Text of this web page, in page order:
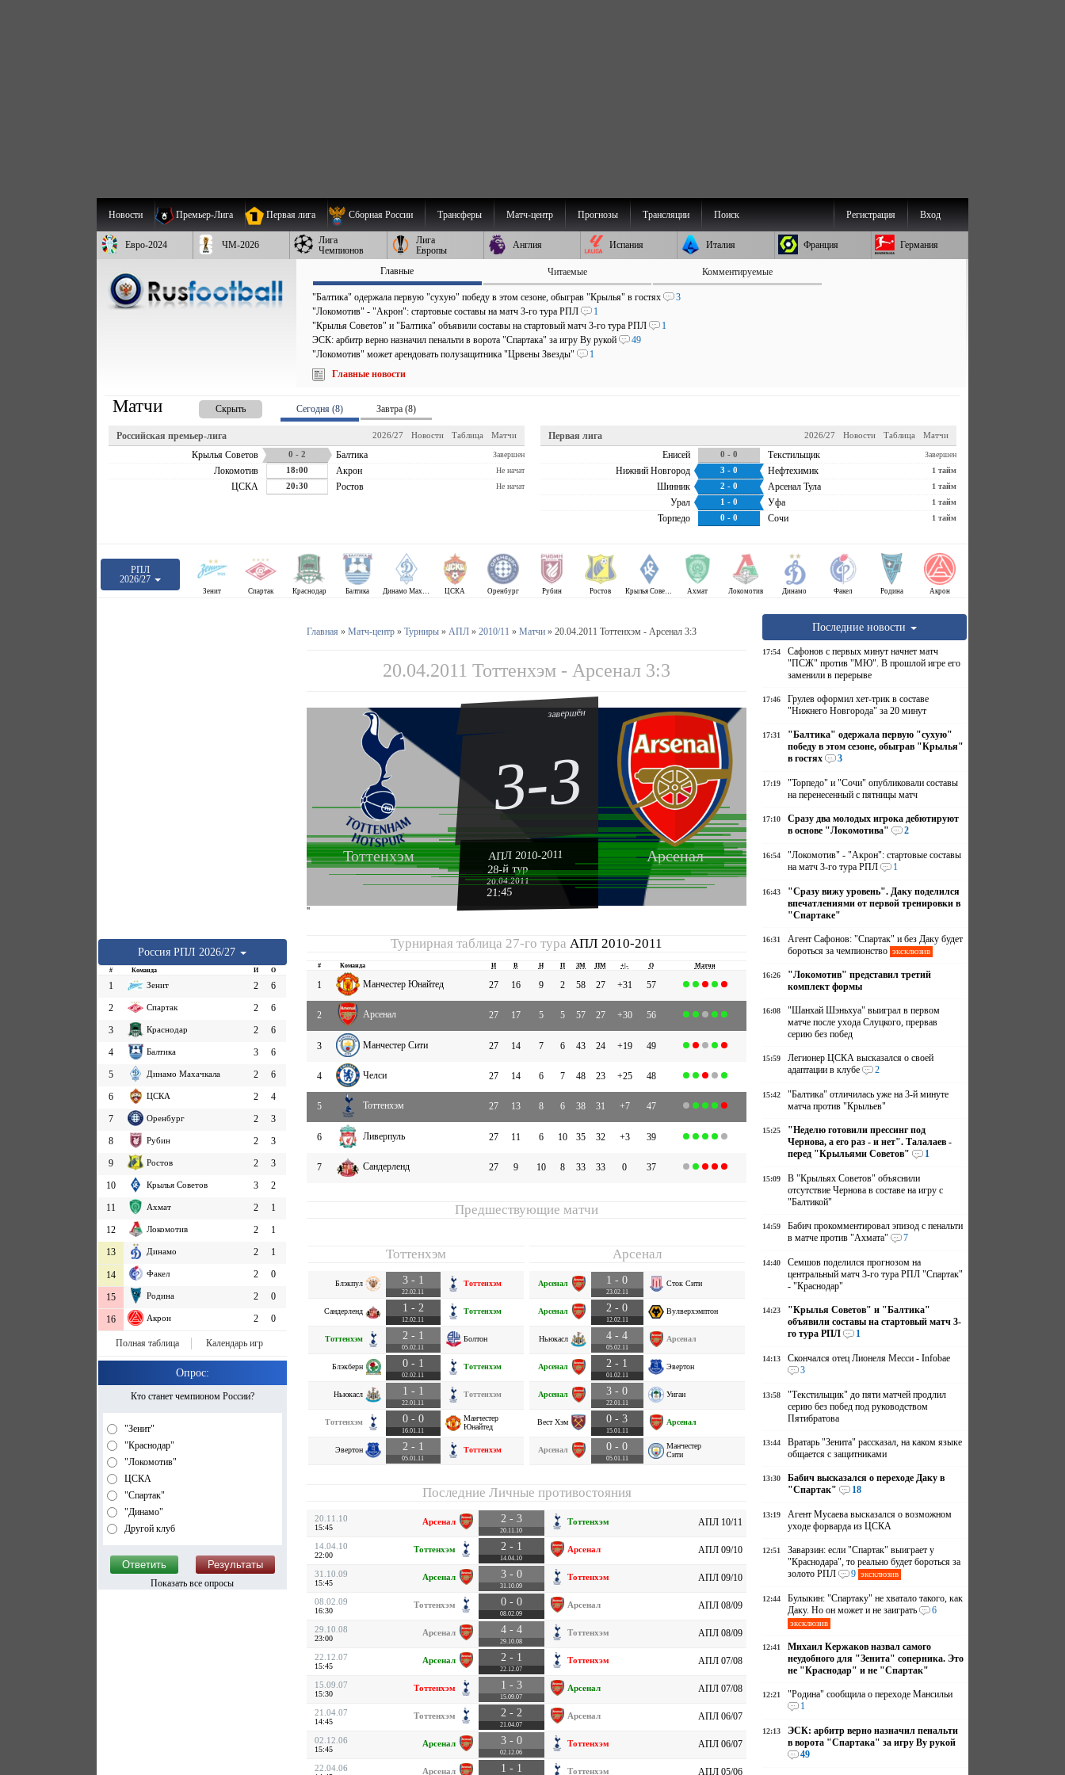
Новости Премьер-Лига Первая лига Сборная России Трансферы Матч-центр Прогнозы Трансляции Поиск Вход
Регистрация
Евро-2024 ЧМ-2026
Лига
Чемпионов
Лига
Европы
Англия Испания Италия Франция Германия
Главные Читаемые Комментируемые
"Балтика" одержала первую "сухую" победу в этом сезоне, обыграв "Крылья" в гостях
3
"Локомотив" - "Акрон": стартовые составы на матч 3-го тура РПЛ
1
"Крылья Советов" и "Балтика" объявили составы на стартовый матч 3-го тура РПЛ
1
ЭСК: арбитр верно назначил пенальти в ворота "Спартака" за игру Ву рукой
49
"Локомотив" может арендовать полузащитника "Црвены Звезды"
1
Главные новости
Матчи Скрыть Сегодня (8) Завтра (8)
Российская премьер-лига Матчи
Таблица
Новости
2026/27
Крылья Советов 0 - 2 Балтика Завершен
Локомотив 18:00 Акрон Не начат
ЦСКА 20:30 Ростов Не начат
Первая лига Матчи
Таблица
Новости
2026/27
Енисей 0 - 0 Текстильщик Завершен
Нижний Новгород 3 - 0 Нефтехимик 1 тайм
Шинник 2 - 0 Арсенал Тула 1 тайм
Урал 1 - 0 Уфа 1 тайм
Торпедо 0 - 0 Сочи 1 тайм
РПЛ
2026/27
Зенит Спартак Краснодар Балтика Динамо Махачкала ЦСКА Оренбург Рубин Ростов Крылья Советов Ахмат Локомотив Динамо Факел Родина Акрон
Россия РПЛ 2026/27
# Команда И О
1 Зенит 2
6
2
Спартак 2
6
3
Краснодар 2
6
4
Балтика 3
6
5
Динамо Махачкала 2
6
6
ЦСКА 2
4
7
Оренбург 2
3
8
Рубин 2
3
9
Ростов 2
3
10
Крылья Советов 3
2
11
Ахмат 2
1
12
Локомотив 2
1
13
Динамо 2 1
14 Факел 2 0
15 Родина 2 0
16 Акрон 2 0
Полная таблица Календарь игр
Опрос:
Кто станет чемпионом России?
"Зенит"
"Краснодар"
"Локомотив"
ЦСКА
"Спартак"
"Динамо"
Другой клуб
Показать все опросы
Главная » Матч-центр» Турниры» АПЛ» 2010/11 » Матчи» 20.04.2011 Тоттенхэм - Арсенал 3:3
20.04.2011 Тоттенхэм - Арсенал 3:3
Тоттенхэм Арсенал
завершён
3-3
АПЛ 2010-2011
28-й тур
20.04.2011
21:45
''
Турнирная таблица 27-го тураАПЛ 2010-2011
# Команда И В Н П ЗМ ПМ +|- О Матчи
1 Манчестер Юнайтед 27 16 9 2 58 27 +31 57
2 Арсенал 27 17 5 5 57 27 +30 56
3 Манчестер Сити 27 14 7 6 43 24 +19 49
4 Челси 27 14 6 7 48 23 +25 48
5 Тоттенхэм 27 13 8 6 38 31 +7 47
6 Ливерпуль 27 11 6 10 35 32 +3 39
7 Сандерленд 27 9 10 8 33 33 0 37
Предшествующие матчи
Тоттенхэм
Блэкпул 3 - 1
22.02.11
Тоттенхэм
Сандерленд 1 - 2
12.02.11
Тоттенхэм
Тоттенхэм 2 - 1
05.02.11
Болтон
Блэкберн 0 - 1
02.02.11
Тоттенхэм
Ньюкасл 1 - 1
22.01.11
Тоттенхэм
Тоттенхэм 0 - 0
16.01.11
Манчестер
Юнайтед
Эвертон 2 - 1
05.01.11
Тоттенхэм
Арсенал
Арсенал 1 - 0
23.02.11
Сток Сити
Арсенал 2 - 0
12.02.11
Вулверхэмптон
Ньюкасл 4 - 4
05.02.11
Арсенал
Арсенал 2 - 1
01.02.11
Эвертон
Арсенал 3 - 0
22.01.11
Уиган
Вест Хэм 0 - 3
15.01.11
Арсенал
Арсенал 0 - 0
05.01.11
Манчестер
Сити
Последние Личные противостояния
20.11.10
15:45
Арсенал 2 - 3
20.11.10
Тоттенхэм АПЛ 10/11
14.04.10
22:00
Тоттенхэм 2 - 1
14.04.10
Арсенал АПЛ 09/10
31.10.09
15:45
Арсенал 3 - 0
31.10.09
Тоттенхэм АПЛ 09/10
08.02.09
16:30
Тоттенхэм 0 - 0
08.02.09
Арсенал АПЛ 08/09
29.10.08
23:00
Арсенал 4 - 4
29.10.08
Тоттенхэм АПЛ 08/09
22.12.07
15:45
Арсенал 2 - 1
22.12.07
Тоттенхэм АПЛ 07/08
15.09.07
15:30
Тоттенхэм 1 - 3
15.09.07
Арсенал АПЛ 07/08
21.04.07
14:45
Тоттенхэм 2 - 2
21.04.07
Арсенал АПЛ 06/07
02.12.06
15:45
Арсенал 3 - 0
02.12.06
Тоттенхэм АПЛ 06/07
22.04.06 Арсенал 1 - 1 Тоттенхэм АПЛ 05/06
Последние новости
17:54
Сафонов с первых минут начнет матч
"ПСЖ" против "МЮ". В прошлой игре его
заменили в перерыве
17:46
Грулев оформил хет-трик в составе
"Нижнего Новгорода" за 20 минут
17:31
"Балтика" одержала первую "сухую"
победу в этом сезоне, обыграв "Крылья"
в гостях
3
17:19
"Торпедо" и "Сочи" опубликовали составы
на перенесенный с пятницы матч
17:10
Сразу два молодых игрока дебютируют
в основе "Локомотива"
2
16:54
"Локомотив" - "Акрон": стартовые составы
на матч 3-го тура РПЛ
1
16:43
"Сразу вижу уровень". Даку поделился
впечатлениями от первой тренировки в
"Спартаке"
16:31
Агент Сафонов: "Спартак" и без Даку будет
бороться за чемпионство эксклюзив
16:26
"Локомотив" представил третий
комплект формы
16:08
"Шанхай Шэньхуа" выиграл в первом
матче после ухода Слуцкого, прервав
серию без побед
15:59
Легионер ЦСКА высказался о своей
адаптации в клубе
2
15:42
"Балтика" отличилась уже на 3-й минуте
матча против "Крыльев"
15:25
"Неделю готовили прессинг под
Чернова, а его раз - и нет". Талалаев -
перед "Крыльями Советов"
1
15:09
В "Крыльях Советов" объяснили
отсутствие Чернова в составе на игру с
"Балтикой"
14:59
Бабич прокомментировал эпизод с пенальти
в матче против "Ахмата"
7
14:40
Семшов поделился прогнозом на
центральный матч 3-го тура РПЛ "Спартак"
- "Краснодар"
14:23
"Крылья Советов" и "Балтика"
объявили составы на стартовый матч 3-
го тура РПЛ
1
14:13
Скончался отец Лионеля Месси - Infobae
3
13:58
"Текстильщик" до пяти матчей продлил
серию без побед под руководством
Пятибратова
13:44
Вратарь "Зенита" рассказал, на каком языке
общается с защитниками
13:30
Бабич высказался о переходе Даку в
"Спартак"
18
13:19
Агент Мусаева высказался о возможном
уходе форварда из ЦСКА
12:51
Заварзин: если "Спартак" выиграет у
"Краснодара", то реально будет бороться за
золото РПЛ
9 эксклюзив
12:44
Булыкин: "Спартаку" не хватало такого, как
Даку. Но он может и не заиграть
6
эксклюзив
12:41
Михаил Кержаков назвал самого
неудобного для "Зенита" соперника. Это
не "Краснодар" и не "Спартак"
12:21
"Родина" сообщила о переходе Мансильи
1
12:13
ЭСК: арбитр верно назначил пенальти
в ворота "Спартака" за игру Ву рукой
49